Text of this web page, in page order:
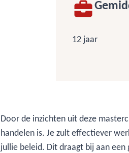
12 jaar
Door de inzichten uit deze
handelen is. Je zult effectiever
jullie beleid. Dit draagt bij aan